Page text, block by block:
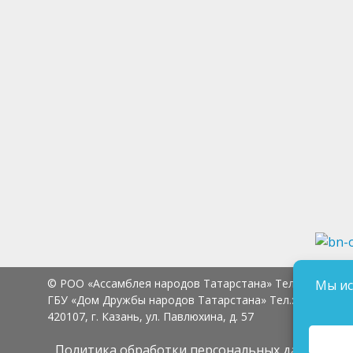
© РОО «Ассамблея народов Татарстана» Тел.: 8 (843)
ГБУ «Дом Дружбы народов Татарстана» Тел.:
420107, г. Казань, ул. Павлюхина, д. 57
Мы